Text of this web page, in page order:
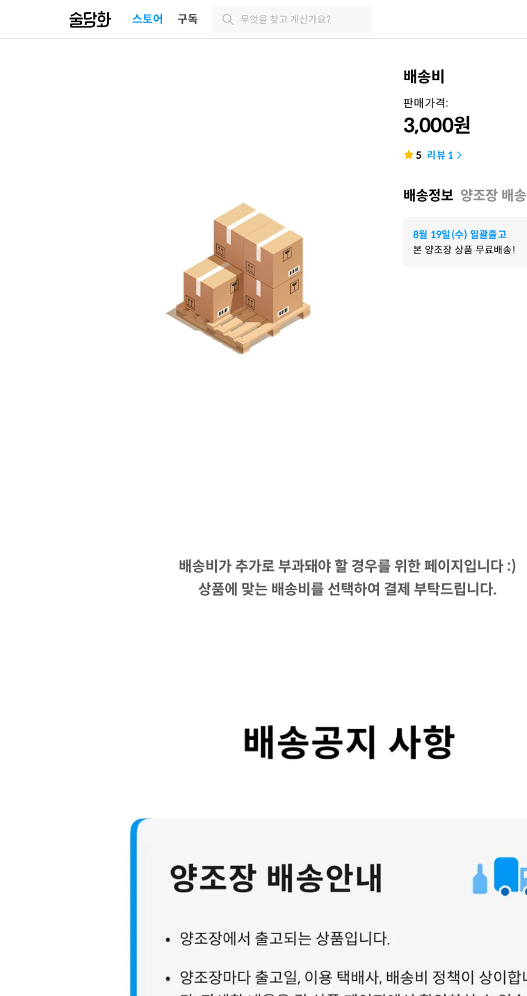
스토어 구독 무엇을 찾고 계신가요?
배송비
판매가격:
3,000원
5 리뷰 1
배송정보 양조장 배송
8월 19일(수) 일괄출고
본 양조장 상품 무료배송!
배송비가 추가로 부과돼야 할 경우를 위한 페이지입니다 :)
상품에 맞는 배송비를 선택하여 결제 부탁드립니다.